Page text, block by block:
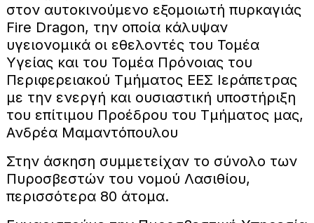
στον αυτοκινούμενο εξομοιωτή πυρκαγιάς
Fire Dragon, την οποία κάλυψαν
υγειονομικά οι εθελοντές του Τομέα
Υγείας και του Τομέα Πρόνοιας του
Περιφερειακού Τμήματος ΕΕΣ Ιεράπετρας
με την ενεργή και ουσιαστική υποστήριξη
του επίτιμου Προέδρου του Τμήματος μας,
Ανδρέα Μαμαντόπουλου
Στην άσκηση συμμετείχαν το σύνολο των
Πυροσβεστών του νομού Λασιθίου,
περισσότερα 80 άτομα.